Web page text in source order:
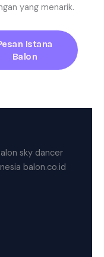
yang menarik.
Istana
Balon